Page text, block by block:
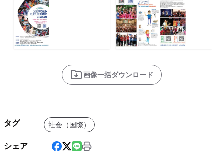
画像一括ダウンロード
タグ 社会（国際）
シェア